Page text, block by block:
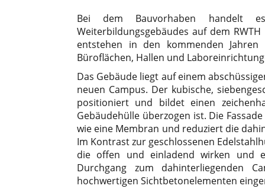
Bei dem Bauvorhaben
Weiterbildungsgebäudes auf dem
entstehen in den kommenden Jahren
Büroflächen, Hallen und
Das Gebäude liegt auf einem
neuen Campus. Der kubische,
positioniert und bildet einen
Gebäudehülle überzogen ist. Die
wie eine Membran und reduziert die
Im Kontrast zur geschlossenen
die offen und einladend wirken und
Durchgang zum dahinterliegenden
hochwertigen Sichtbetonelementen